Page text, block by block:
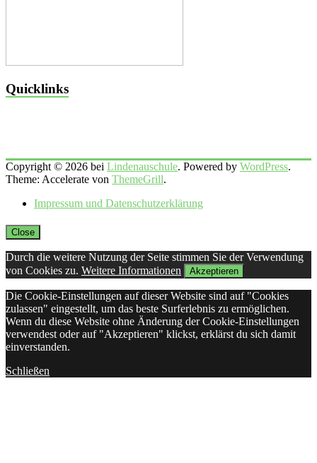
Quicklinks
Copyright © 2026 bei Lindenauschule. Powered by WordPress.
Theme: Accelerate von ThemeGrill.
Impressum und Datenschutzerklärung
Close
Durch die weitere Nutzung der Seite stimmen Sie der Verwendung
von Cookies zu. Weitere Informationen Akzeptieren
Die Cookie-Einstellungen auf dieser Website sind auf "Cookies
zulassen" eingestellt, um das beste Surferlebnis zu ermöglichen.
Wenn du diese Website ohne Änderung der Cookie-Einstellungen
verwendest oder auf "Akzeptieren" klickst, erklärst du sich damit
einverstanden.
Schließen